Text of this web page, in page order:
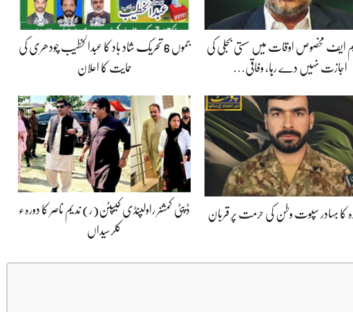
ایف مخصوص اوقات میں سستی بجلی کی
اجازت نہیں دے رہا، وفاقی…
جموں 6 تحریک شاد باد کا عبدالخطیب چودھری کی
حمایت کا اعلان
کا بہادر سپوت وطن کی حرمت پر قربان
ڈپٹی کمشنر راولپنڈی کیپٹن(ر) ندیم ناصر کا دورہء
کلرسیداں